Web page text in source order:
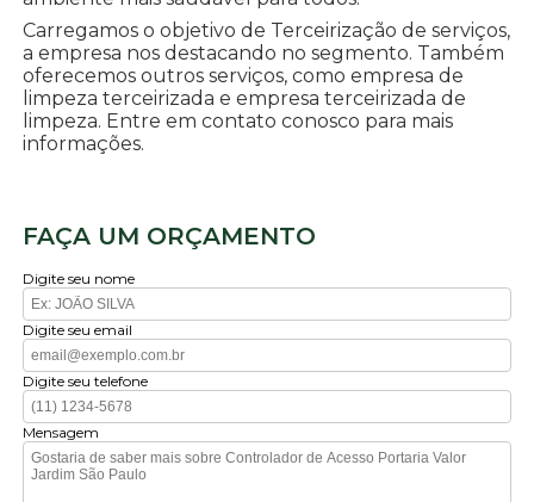
Carregamos o objetivo de Terceirização de serviços,
a empresa nos destacando no segmento. Também
oferecemos outros serviços, como empresa de
limpeza terceirizada e empresa terceirizada de
limpeza. Entre em contato conosco para mais
informações.
FAÇA UM ORÇAMENTO
Digite seu nome
Digite seu email
Digite seu telefone
Mensagem